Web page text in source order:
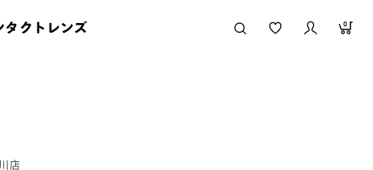
タクトレンズ 0
店